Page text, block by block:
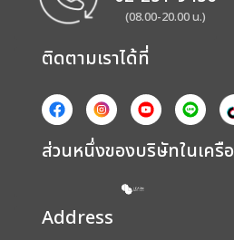
(08.00-20.00 น.)
ติดตามเราได้ที่
ส่วนหนึ่งของบริษัทในเครือ
Address